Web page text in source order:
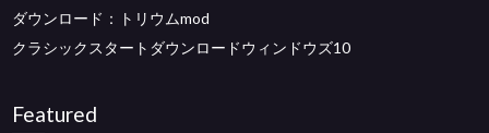
ダウンロード：トリウムmod
クラシックスタートダウンロードウィンドウズ10
Featured